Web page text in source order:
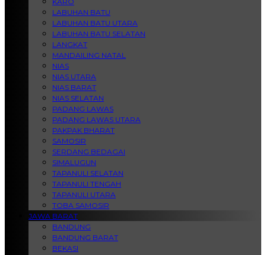
LABUHAN BATU
LABUHAN BATU UTARA
LABUHAN BATU SELATAN
LANGKAT
MANDAILING NATAL
NIAS
NIAS UTARA
NIAS BARAT
NIAS SELATAN
PADANG LAWAS
PADANG LAWAS UTARA
PAKPAK BHARAT
SAMOSIR
SERDANG BEDAGAI
SIMALUGUN
TAPANULI SELATAN
TAPANULI TENGAH
TAPANULI UTARA
TOBA SAMOSIR
JAWA BARAT
BANDUNG
BANDUNG BARAT
BEKASI